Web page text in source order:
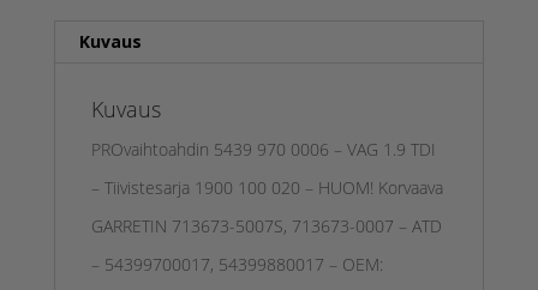
Kuvaus
Kuvaus
PROvaihtoahdin 5439 970 0006 – VAG 1.9 TDI
– Tiivistesarja 1900 100 020 – HUOM! Korvaava
GARRETIN 713673-5007S, 713673-0007 – ATD
– 54399700017, 54399880017 – OEM: